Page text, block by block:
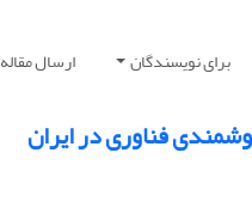
برای نویسندگان ارسال مقاله
فناوری در ایران